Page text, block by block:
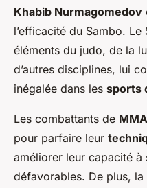
Khabib Nurmagomedov
l’efficacité du Sambo.
éléments du judo, de la
d’autres disciplines, lui
inégalée dans les sports
Les combattants de MMA
pour parfaire leur
améliorer leur capacité
défavorables. De plus,